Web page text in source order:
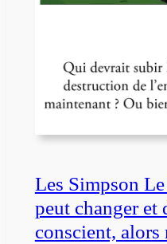
Les Simpson
peut changer et
conscient,